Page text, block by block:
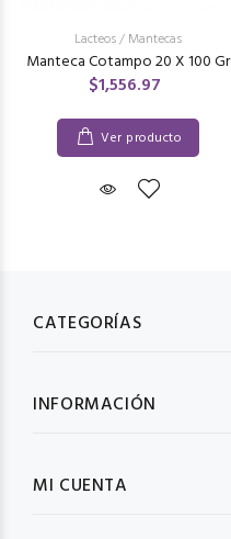
Lacteos/ Mantecas
Manteca Cotampo 20 X 100 Gr
$1,556.97
Ver producto
CATEGORÍAS
INFORMACIÓN
MI CUENTA